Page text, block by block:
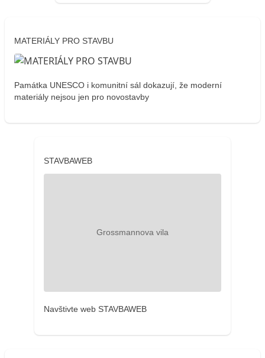
MATERIÁLY PRO STAVBU
Památka UNESCO i komunitní sál dokazují, že moderní
materiály nejsou jen pro novostavby
STAVBAWEB
Navštivte web STAVBAWEB